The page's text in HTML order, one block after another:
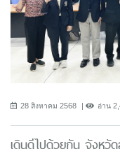
28 สิงหาคม 2568 อ่าน
เดินดีไปด้วยกัน จังห